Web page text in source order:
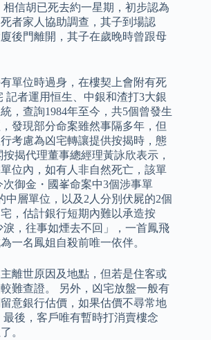
信胡已死去約一星期，初步認為
者家人協助調查，其子到場認
後門離開，其子在歲晚時曾跟母
單位時過身，在樓契上會附有死
記者運用恒生、中銀和渣打3大銀
，查詢1984年至今，共5個曾發生
發現部分命案雖然事隔多年，但
考慮為凶宅轉讓提供按揭時，態
揭代理董事總經理黃詠欣表示，
位內，如有人非自然死亡，該單
御金・國峯命案中3個涉事單
中層單位，以及2人分別伏屍的2個
，估計銀行短期內難以承造按
，往事如煙去不回」，一首鳳飛
一名鳳姐自殺前唯一依伴。
離世原因及地點，但若是住客或
難查證。 另外，凶宅放盤一般有
意銀行估價，如果估價不尋常地
後，客戶唯有暫時打消賣樓念
。